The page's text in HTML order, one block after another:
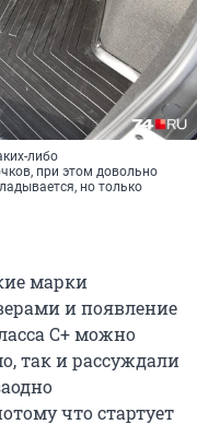
либо
при этом довольно
но только
марки
и появление
С+ можно
так и рассуждали
что стартует